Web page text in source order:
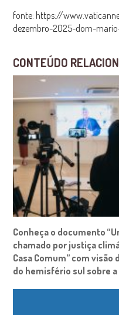
fonte: https://
dezembro-2025-dom-
CONTEÚDO
Conheça o documento
chamado por justiça
Casa Comum” com visão
do hemisfério sul sobre a